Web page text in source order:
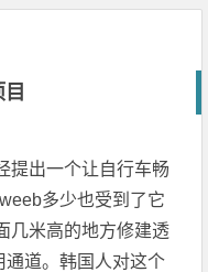
提出一个让自行车畅
多少也受到了它
几米高的地方修建透
通道。韩国人对这个